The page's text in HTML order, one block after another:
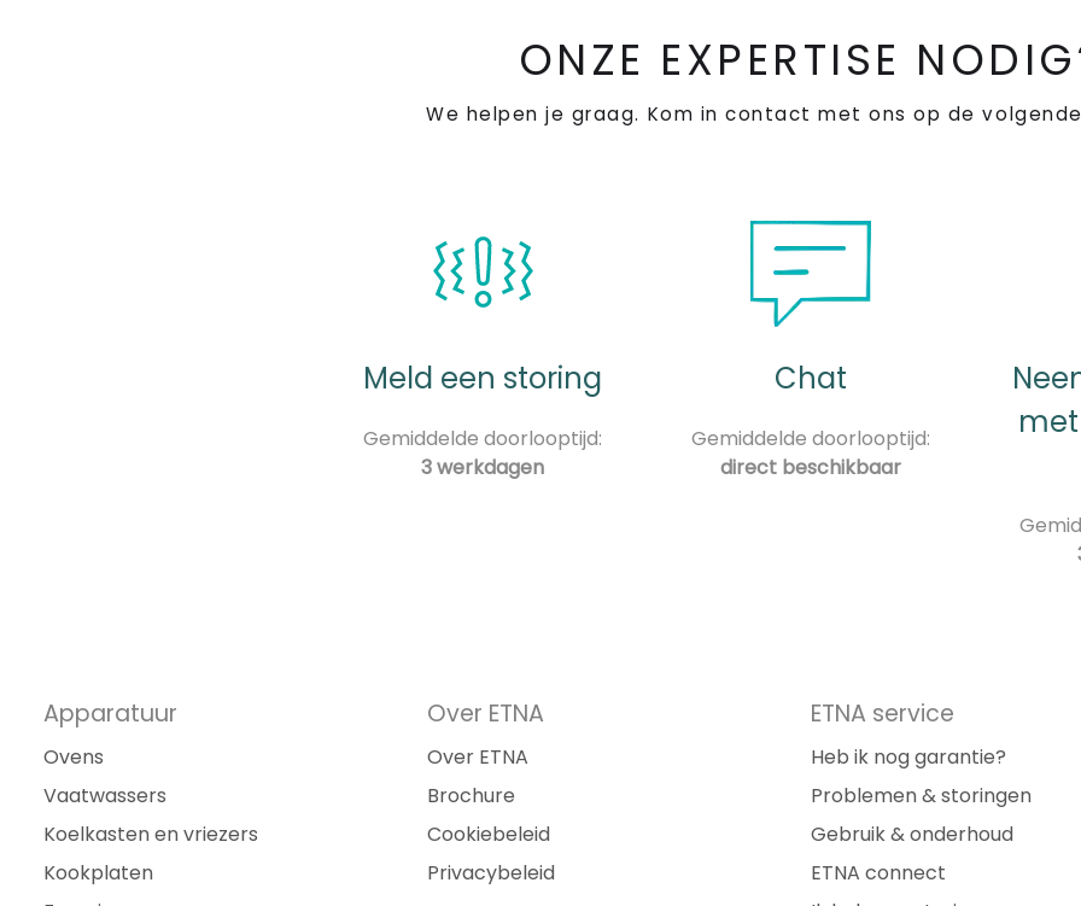
ONZE EXPERTISE
We helpen je graag. Kom in contact met ons op de
Meld een storing
Gemiddelde doorlooptijd:
3 werkdagen
Chat
Gemiddelde doorlooptijd:
direct beschikbaar
Apparatuur
Ovens
Vaatwassers
Koelkasten en vriezers
Kookplaten
Over ETNA
Over ETNA
Brochure
Cookiebeleid
Privacybeleid
ETNA service
Heb ik nog garantie?
Problemen & storingen
Gebruik & onderhoud
ETNA connect